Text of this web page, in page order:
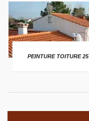
PEINTURE TOITURE 25